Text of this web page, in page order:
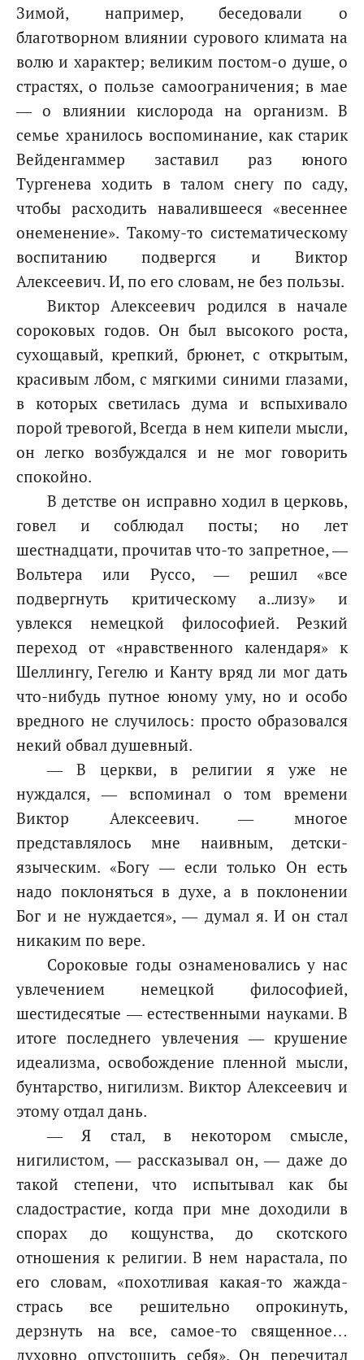
Зимой, например, беседовали о
благотворном влиянии сурового климата на
волю и характер; великим постом-о душе, о
страстях, о пользе самоограничения; в мае
— о влиянии кислорода на организм. В
семье хранилось воспоминание, как старик
Вейденгаммер заставил раз юного
Тургенева ходить в талом снегу по саду,
чтобы расходить навалившееся «весеннее
онеменение». Такому-то систематическому
воспитанию подвергся и Виктор
Алексеевич. И, по его словам, не без пользы.
Виктор Алексеевич родился в начале
сороковых годов. Он был высокого роста,
сухощавый, крепкий, брюнет, с открытым,
красивым лбом, с мягкими синими глазами,
в которых светилась дума и вспыхивало
порой тревогой, Всегда в нем кипели мысли,
он легко возбуждался и не мог говорить
спокойно.
В детстве он исправно ходил в церковь,
говел и соблюдал посты; но лет
шестнадцати, прочитав что-то запретное, —
Вольтера или Руссо, — решил «все
подвергнуть критическому а..лизу» и
увлекся немецкой философией. Резкий
переход от «нравственного календаря» к
Шеллингу, Гегелю и Kaнту вряд ли мог дать
что-нибудь путное юному уму, но и особо
вредного не случилось: просто образовался
некий обвал душевный.
— В церкви, в религии я уже не
нуждался, — вспоминал о том времени
Виктор Алексеевич. — многое
представлялось мне наивным, детски-
языческим. «Богу — если только Он есть
надо поклоняться в духе, а в поклонении
Бог и не нуждается», — думал я. И он стал
никаким по вере.
Сороковые годы ознаменовались у нас
увлечением немецкой философией,
шестидесятые — естественными науками. В
итоге последнего увлечения — крушение
идеализма, освобождение пленной мысли,
бунтарство, нигилизм. Виктор Алексеевич и
этому отдал дань.
— Я стал, в некотором смысле,
нигилистом, — рассказывал он, — даже до
такой степени, что испытывал как бы
сладострастие, когда при мнe доходили в
спорах до кощунства, до скотского
отношения к религии. В нем нарастала, по
его словам, «похотливая какая-то жажда-
стрась все решительно опрокинуть,
дерзнуть на все, самое-то священное…
духовно опустошить себя». Он перечитал